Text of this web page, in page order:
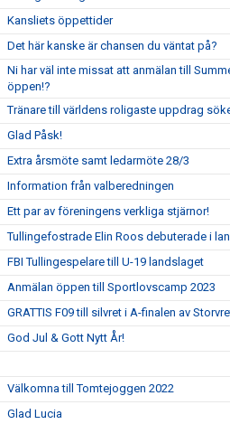
Kansliets öppettider
Det här kanske är chansen du väntat på?
Ni har väl inte missat att anmälan till
öppen!?
Tränare till världens roligaste uppdrag
Glad Påsk!
Extra årsmöte samt ledarmöte 28/3
Information från valberedningen
Ett par av föreningens verkliga stjärnor!
Tullingefostrade Elin Roos debuterade i
FBI Tullingespelare till U-19 landslaget
Anmälan öppen till Sportlovscamp 2023
GRATTIS F09 till silvret i A-finalen av
God Jul & Gott Nytt År!
Välkomna till Tomtejoggen 2022
Glad Lucia